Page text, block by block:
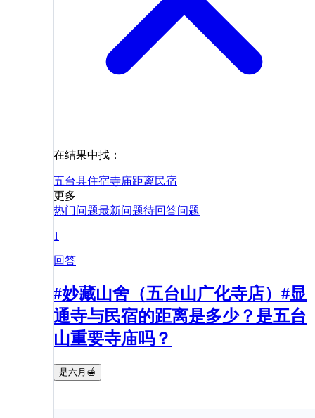
在结果中找：
五台县住宿寺庙距离民宿
更多
热门问题最新问题待回答问题
1
回答
#妙藏山舍（五台山广化寺店）#显
通寺与民宿的距离是多少？是五台
山重要寺庙吗？
是六月🍯